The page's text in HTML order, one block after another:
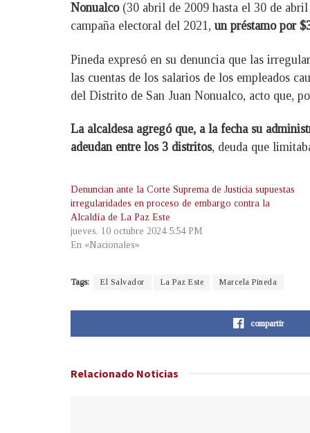
Nonualco (30 abril de 2009 hasta el 30 de
campaña electoral del 2021, un préstamo por
Pineda expresó en su denuncia que las
las cuentas de los salarios de los empleados
del Distrito de San Juan Nonualco, acto que,
La alcaldesa agregó que, a la fecha su
adeudan entre los 3 distritos, deuda que
Denuncian ante la Corte Suprema de Justicia supuestas
irregularidades en proceso de embargo contra la
Alcaldía de La Paz Este
jueves, 10 octubre 2024 5:54 PM
En «Nacionales»
Tags: El Salvador La Paz Este Marcela Pineda
compartir
Relacionado Noticias